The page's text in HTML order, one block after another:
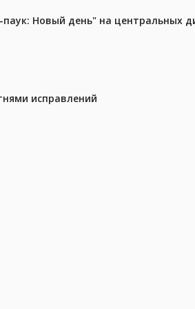
Новый день" на центральных
исправлений